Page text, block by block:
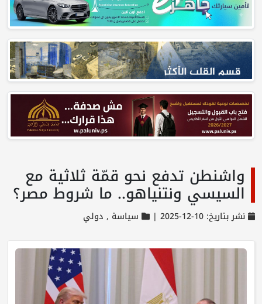
واشنطن تدفع نحو قمّة ثلاثية مع
السيسي ونتنياهو.. ما شروط مصر؟
نشر بتاريخ: 10-12-2025 | سياسة , دولي